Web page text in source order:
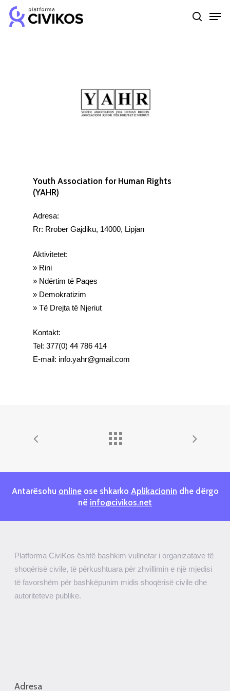
Skip
search
Youth Association for Human Rights
(YAHR)
Adresa:
Rr: Rrober Gajdiku, 14000, Lipjan
Aktivitetet:
» Rini
» Ndërtim të Paqes
» Demokratizim
» Të Drejta të Njeriut
Kontakt:
Tel: 377(0) 44 786 414
E-mail: info.yahr@gmail.com
Antarësohu onlineose shkarko Aplikacionin dhe dërgo
në info@civikos.net
Platforma CiviKos është bashkim vullnetar i organizatave të
shoqërisë civile, të përkushtuara për zhvillimin e një mjedisi
të favorshëm për bashkëpunim midis shoqërisë civile dhe
autoriteteve publike.
Adresa